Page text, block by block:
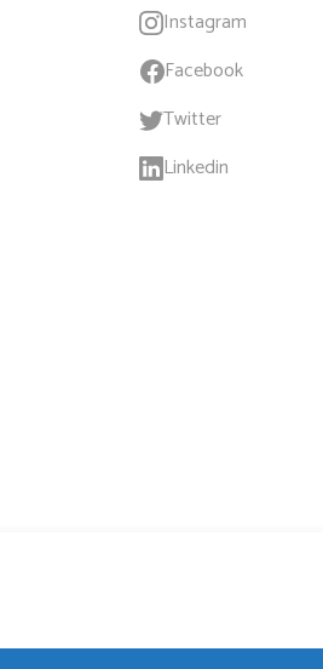
Instagram
Facebook
Twitter
Linkedin